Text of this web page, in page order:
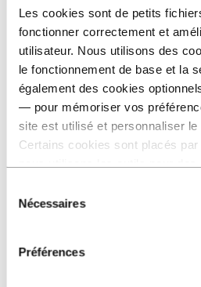
Les cookies sont de petits
fonctionner correctement et
utilisateur. Nous utilisons des
le fonctionnement de base et la
également des cookies
— pour mémoriser vos
site est utilisé et personnaliser
Certains cookies sont placés
collectées lors de votre utilisation
données que vous leur avez
comme responsable d’un
Nécessaires
Préférences
Contact développement durable
Accédez à :Carrières
Postes vacants
La vie chez Hydro
Domaines de carrière
Rencontrez nos gens
Parcours de recrutement
FAQ Carrières Hydro
Contacts médias
Accédez à :